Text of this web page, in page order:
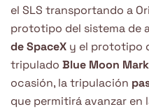
el SLS transportando a
prototipo del sistema de
de SpaceX y el prototipo
tripulado Blue Moon
ocasión, la tripulación
que permitirá avanzar en